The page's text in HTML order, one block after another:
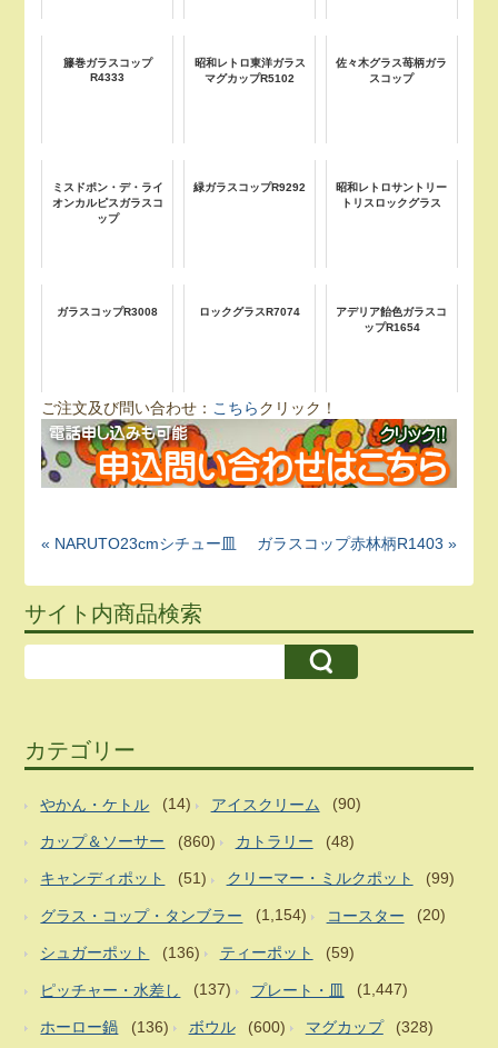
籐巻ガラスコップ
R4333
昭和レトロ東洋ガラス
マグカップR5102
佐々木グラス苺柄ガラ
スコップ
ミスドポン・デ・ライ
オンカルピスガラスコ
ップ
緑ガラスコップR9292
昭和レトロサントリー
トリスロックグラス
ガラスコップR3008 ロックグラスR7074
アデリア飴色ガラスコ
ップR1654
ご注文及び問い合わせ： こちらクリック！
« NARUTO23cmシチュー皿 ガラスコップ赤林柄R1403 »
サイト内商品検索
カテゴリー
やかん・ケトル (14) アイスクリーム (90)
カップ＆ソーサー (860) カトラリー (48)
キャンディポット (51) クリーマー・ミルクポット (99)
グラス・コップ・タンブラー (1,154) コースター (20)
シュガーポット (136) ティーポット (59)
ピッチャー・水差し (137) プレート・皿 (1,447)
ホーロー鍋 (136) ボウル (600) マグカップ (328)